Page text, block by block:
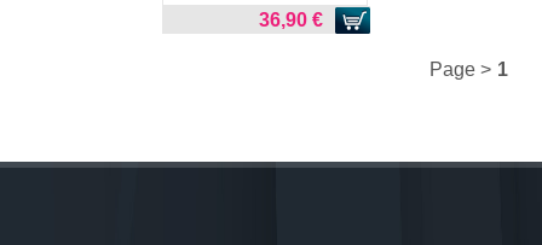
36,90 €
Page > 1